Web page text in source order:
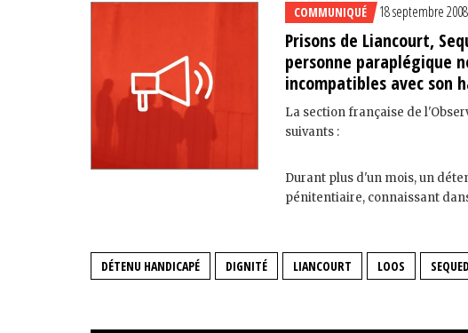
COMMUNIQUÉ 18 septembre 2008
Prisons de Liancourt,
personne paraplégique
incompatibles avec son
La section française de
suivants :
Durant plus d'un mois, un
pénitentiaire, connaissant
DÉTENU HANDICAPÉ DIGNITÉ LIANCOURT LOOS